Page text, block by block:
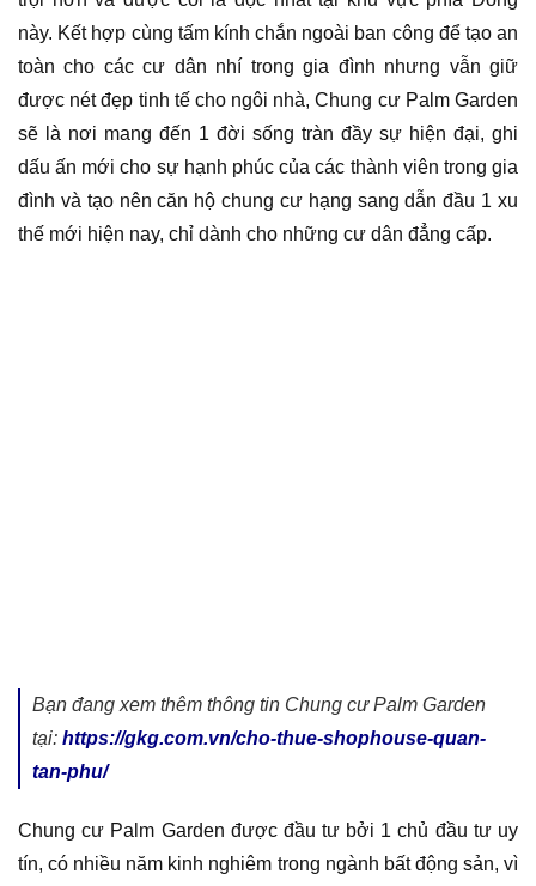
này. Kết hợp cùng tấm kính chắn ngoài ban công để tạo an
toàn cho các cư dân nhí trong gia đình nhưng vẫn giữ
được nét đẹp tinh tế cho ngôi nhà, Chung cư Palm Garden
sẽ là nơi mang đến 1 đời sống tràn đầy sự hiện đại, ghi
dấu ấn mới cho sự hạnh phúc của các thành viên trong gia
đình và tạo nên căn hộ chung cư hạng sang dẫn đầu 1 xu
thế mới hiện nay, chỉ dành cho những cư dân đẳng cấp.
Bạn đang xem thêm thông tin Chung cư Palm Garden
tại: https://gkg.com.vn/cho-thue-shophouse-quan-
tan-phu/
Chung cư Palm Garden được đầu tư bởi 1 chủ đầu tư uy
tín, có nhiều năm kinh nghiêm trong ngành bất động sản, vì